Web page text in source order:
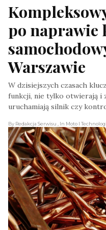
po naprawie
Warszawie
W dzisiejszych czasach
funkcji, nie tylko otwierają i
uruchamiają silnik czy
By Redakcja Serwisu , In Moto I